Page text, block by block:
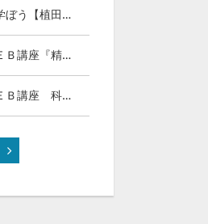
精神疾患を学ぼう【植田俊幸氏】Part３
受験対策ＷＥＢ講座『精神保健福祉士国試ナビ［専門科目］２０２７』＆「科目別の重要ポイントがわかる！社会福祉士合格講座２０２７［共通科目］」
受験対策ＷＥＢ講座 科目別の重要ポイントがわかる！社会福祉士合格講座２０２７（全セット）